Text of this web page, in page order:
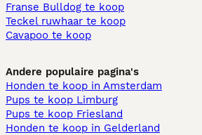
Franse Bulldog te koop
Teckel ruwhaar te koop
Cavapoo te koop
Andere populaire pagina's
Honden te koop in Amsterdam
Pups te koop Limburg​
Pups te koop Friesland​
Honden te koop in Gelderland